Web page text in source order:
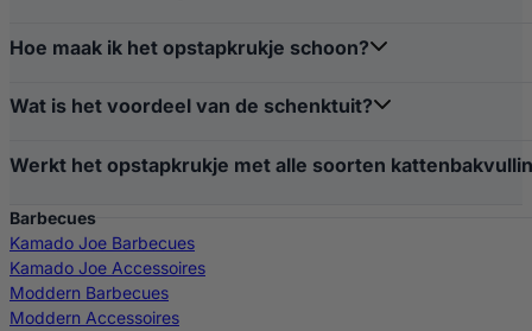
Hoe maak ik het opstapkrukje schoon?
Wat is het voordeel van de schenktuit?
Werkt het opstapkrukje met alle soorten
Barbecues
Kamado Joe Barbecues
Kamado Joe Accessoires
Moddern Barbecues
Moddern Accessoires